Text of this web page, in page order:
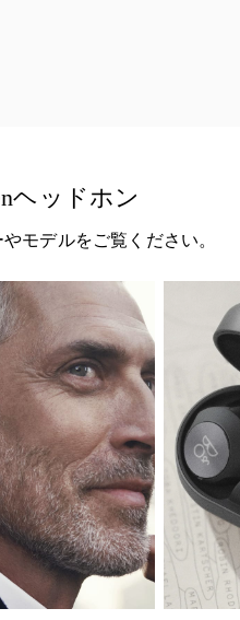
ヘッドホン
モデルをご覧ください。